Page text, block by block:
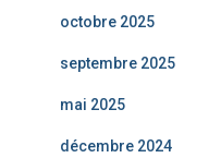
octobre 2025
septembre 2025
mai 2025
décembre 2024